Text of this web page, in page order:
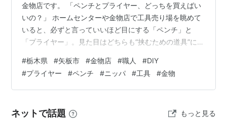
金物店です。 「ペンチとプライヤー、どっちを買えばい
いの？」 ホームセンターや金物店で工具売り場を眺めて
いると、必ずと言っていいほど目にする「ペンチ」と
「プライヤー」。見た目はどちらも“挟むための道具”に見
も何となく同じ仲間だろう・・・と考えてしまう人も多
いでしょう。 ところが実際にはペンチとプライヤーは得
意な作業や構造がまったく違う工具です。「ペンチ＝つ
るとイメージしやすいですが、両者の境界線は曖昧な部
#栃木県 #矢板市 #金物店 #職人 #DIY
#プライヤー #ペンチ #ニッパ #工具 #金物
ネットで話題 もっと見る